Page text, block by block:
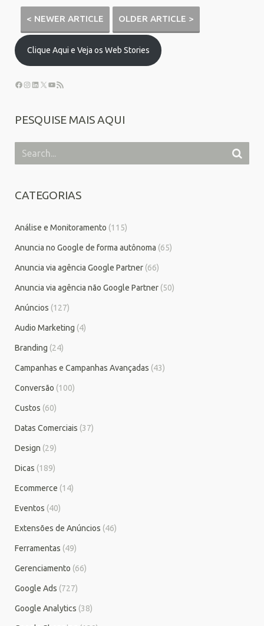
< NEWER ARTICLE OLDER ARTICLE >
Clique Aqui e Veja os Web Stories
PESQUISE MAIS AQUI
CATEGORIAS
Análise e Monitoramento (115)
Anuncia no Google de forma autônoma (65)
Anuncia via agência Google Partner (66)
Anuncia via agência não Google Partner (50)
Anúncios (127)
Audio Marketing (4)
Branding (24)
Campanhas e Campanhas Avançadas (43)
Conversão (100)
Custos (60)
Datas Comerciais (37)
Design (29)
Dicas (189)
Ecommerce (14)
Eventos (40)
Extensões de Anúncios (46)
Ferramentas (49)
Gerenciamento (66)
Google Ads (727)
Google Analytics (38)